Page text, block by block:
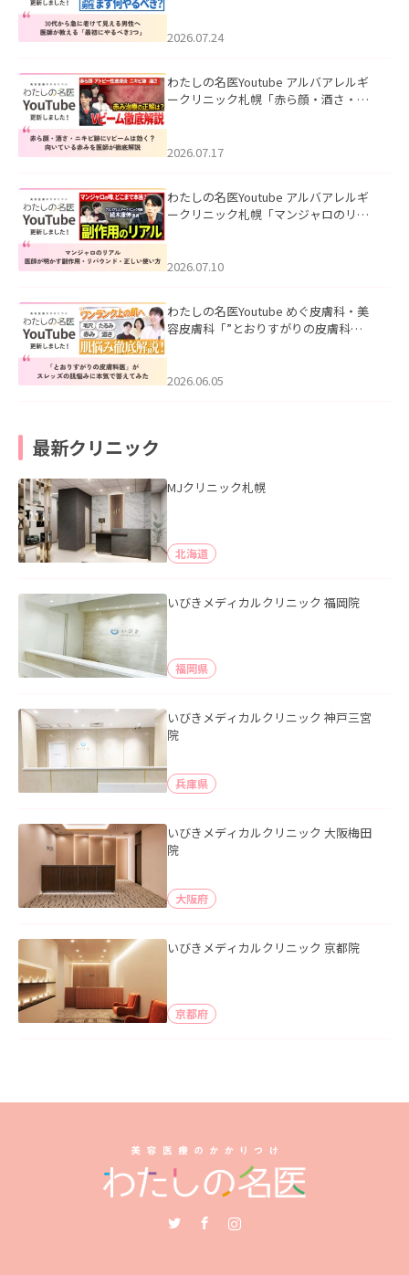
た。
2026.07.24
わたしの名医Youtube アルバアレルギ
ークリニック札幌「赤ら顔・酒さ・ニ
した。
2026.07.17
わたしの名医Youtube アルバアレルギ
ークリニック札幌「マンジャロのリア
た。
2026.07.10
わたしの名医Youtube めぐ皮膚科・美
容皮膚科「”とおりすがりの皮膚科
2026.06.05
最新クリニック
MJクリニック札幌
北海道
いびきメディカルクリニック 福岡院
福岡県
いびきメディカルクリニック 神戸三宮
院
兵庫県
いびきメディカルクリニック 大阪梅田
院
大阪府
いびきメディカルクリニック 京都院
京都府